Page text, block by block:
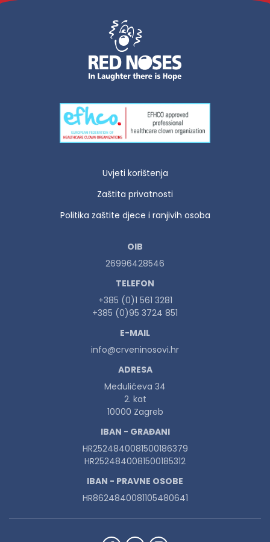
Uvjeti korištenja
Zaštita privatnosti
Politika zaštite djece i ranjivih osoba
OIB
26996428546
TELEFON
+385 (0)1 561 3281
+385 (0)95 3724 851
E-MAIL
info@crveninosovi.hr
ADRESA
Medulićeva 34
2. kat
10000 Zagreb
IBAN - GRAĐANI
HR2524840081500186379
HR2524840081500185312
IBAN - PRAVNE OSOBE
HR8624840081105480641